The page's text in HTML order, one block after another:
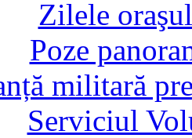
Zilele
Poze
militară
Serviciul